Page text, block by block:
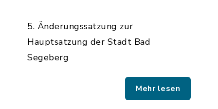
5. Änderungssatzung zur
Hauptsatzung der Stadt Bad
Segeberg
Mehr lesen